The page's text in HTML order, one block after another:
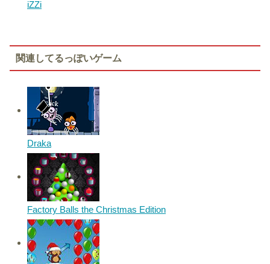
iZZi
関連してるっぽいゲーム
Draka
Factory Balls the Christmas Edition